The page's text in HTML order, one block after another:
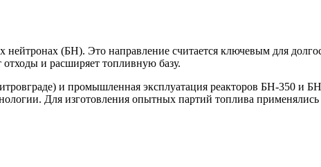
нейтронах (БН). Это направление считается ключевым для
и расширяет топливную базу.
и промышленная эксплуатация реакторов БН-350 и
Для изготовления опытных партий топлива